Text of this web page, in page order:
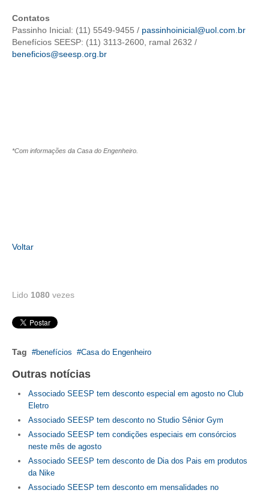
ACORDOS, CONVENÇÕES E DISSÍDIOS
CONTRIBUIÇÕES
OPORTUNIDADES
APRESENTAÇÃO
EMPREGO E ESTÁGIO
CARREIRA
Contatos
Passinho Inicial: (11) 5549-9455 / passinhoinicial@uol.com.br
Benefícios SEESP: (11) 3113-2600, ramal 2632 /
beneficios@seesp.org.br
*Com informações da Casa do Engenheiro.
Voltar
Lido 1080 vezes
Tag benefícios Casa do Engenheiro
Outras notícias
Associado SEESP tem desconto especial em agosto no Club
Eletro
Associado SEESP tem desconto no Studio Sênior Gym
Associado SEESP tem condições especiais em consórcios
neste mês de agosto
Associado SEESP tem desconto de Dia dos Pais em produtos
da Nike
Associado SEESP tem desconto em mensalidades no